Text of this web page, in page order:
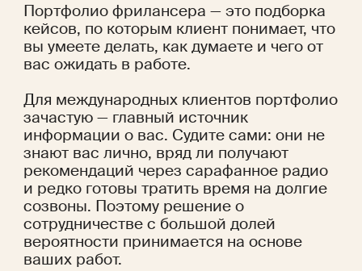
Портфолио фрилансера — это подборка
кейсов, по которым клиент понимает, что
вы умеете делать, как думаете и чего от
вас ожидать в работе.
Для международных клиентов портфолио
зачастую — главный источник
информации о вас. Судите сами: они не
знают вас лично, вряд ли получают
рекомендаций через сарафанное радио
и редко готовы тратить время на долгие
созвоны. Поэтому решение о
сотрудничестве с большой долей
вероятности принимается на основе
ваших работ.